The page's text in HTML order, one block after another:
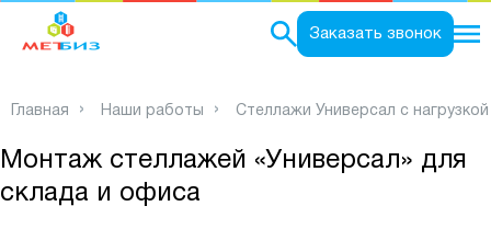
Заказать звонок
Главная Наши работы Стеллажи Универсал с
Монтаж стеллажей «Универсал» для
склада и офиса